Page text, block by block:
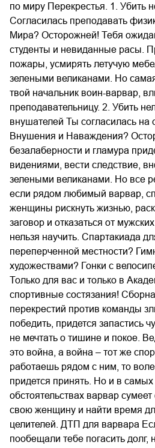
по миру Перекрестья. 1. Убить
Согласилась преподавать
Мира? Осторожней! Тебя
студенты и невиданные расы.
пожары, усмирять летучую
зелеными великанами. Но
твой начальник воин-варвар,
преподавательницу. 2. Убить
внушателей Ты согласилась на
Внушения и Наваждения?
безалаберности и гламура
видениями, вести следствие,
зелеными великанами. Но все
если рядом любимый варвар,
женщины рискнуть жизнью,
заговор и отказаться от
нельзя научить. Спартакиада
переперченной местности?
художествами? Гонки с
Только для вас и только в
спортивные состязания!
перекрестий против команды
победить, придется запастись
не мечтать о тишине и покое.
это война, а война – тот же
работаешь рядом с ним, то
придется принять. Но и в
обстоятельствах варвар
свою женщину и найти время
целителей. ДТП для варвара
пообещали тебе погасить долг,